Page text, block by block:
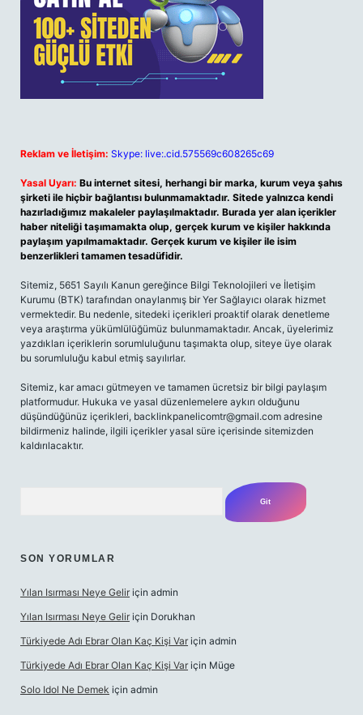
Reklam ve İletişim: Skype: live:.cid.575569c608265c69
Yasal Uyarı: Bu internet sitesi, herhangi bir marka, kurum veya şahıs
şirketi ile hiçbir bağlantısı bulunmamaktadır. Sitede yalnızca kendi
hazırladığımız makaleler paylaşılmaktadır. Burada yer alan içerikler
haber niteliği taşımamakta olup, gerçek kurum ve kişiler hakkında
paylaşım yapılmamaktadır. Gerçek kurum ve kişiler ile isim
benzerlikleri tamamen tesadüfidir.
Sitemiz, 5651 Sayılı Kanun gereğince Bilgi Teknolojileri ve İletişim
Kurumu (BTK) tarafından onaylanmış bir Yer Sağlayıcı olarak hizmet
vermektedir. Bu nedenle, sitedeki içerikleri proaktif olarak denetleme
veya araştırma yükümlülüğümüz bulunmamaktadır. Ancak, üyelerimiz
yazdıkları içeriklerin sorumluluğunu taşımakta olup, siteye üye olarak
bu sorumluluğu kabul etmiş sayılırlar.
Sitemiz, kar amacı gütmeyen ve tamamen ücretsiz bir bilgi paylaşım
platformudur. Hukuka ve yasal düzenlemelere aykırı olduğunu
düşündüğünüz içerikleri, backlinkpanelicomtr@gmail.com adresine
bildirmeniz halinde, ilgili içerikler yasal süre içerisinde sitemizden
kaldırılacaktır.
SON YORUMLAR
Yılan Isırması Neye Gelir için admin
Yılan Isırması Neye Gelir için Dorukhan
Türkiyede Adı Ebrar Olan Kaç Kişi Var için admin
Türkiyede Adı Ebrar Olan Kaç Kişi Var için Müge
Solo Idol Ne Demek için admin